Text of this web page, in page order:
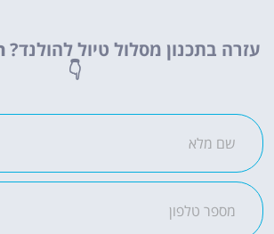
מציאת
עזרה בתכנון מסלול טיול להולנד?
👇